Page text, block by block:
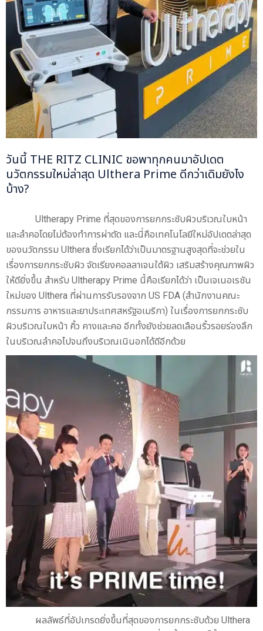
วันนี้ THE RITZ CLINIC ขอพาทุกคนมาอัปเดต
นวัตกรรมใหม่ล่าสุด Ulthera Prime ดีกว่าเดิมยังไง
บ้าง?
Ultherapy Prime ที่สุดของการยกกระชับผิวบริเวณใบหน้า
และลำคอโดยไม่ต้องทำการผ่าตัด และนี่คือเทคโนโลยีใหม่อัปเดตล่าสุด
ของนวัตกรรม Ulthera ซึ่งเรียกได้ว่าเป็นมาตรฐานสูงสุดที่จะช่วยใน
เรื่องการยกกระชับผิว จัดเรียงคอลลาเจนใต้ผิว เสริมสร้างคุณภาพผิว
ให้ดียิ่งขึ้น สำหรับ Ultherapy Prime นี้คือเรียกได้ว่า เป็นเจเนอเรชัน
ใหม่ของ Ulthera ที่ผ่านการรับรองจาก US FDA (สำนักงานคณะ
กรรมการ อาหารและยาประเทศสหรัฐอเมริกา) ในเรื่องการยกกระชับ
ผิวบริเวณใบหน้า คิ้ว คางและคอ อีกทั้งยังช่วยลดเลือนริ้วรอยร่องลึก
ในบริเวณลำคอไปจนถึงบริเวณเนินอกได้ดีอีกด้วย
ผลลัพธ์ที่อัปเกรดยิ่งขึ้นที่สุดของการยกกระชับด้วย Ulthera